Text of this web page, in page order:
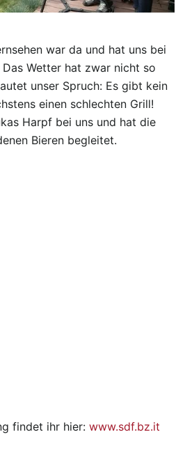
war da und hat uns bei
Wetter hat zwar nicht so
unser Spruch: Es gibt kein
einen schlechten Grill!
Harpf bei uns und hat die
Bieren begleitet.
findet ihr hier: www.sdf.bz.it